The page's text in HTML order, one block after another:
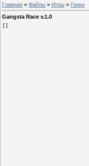
Главная » Файлы » Игры » Гонки
Gangsta Race v.1.0
[ ]